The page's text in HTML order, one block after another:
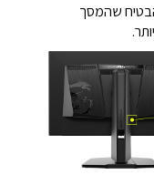
שהמסך